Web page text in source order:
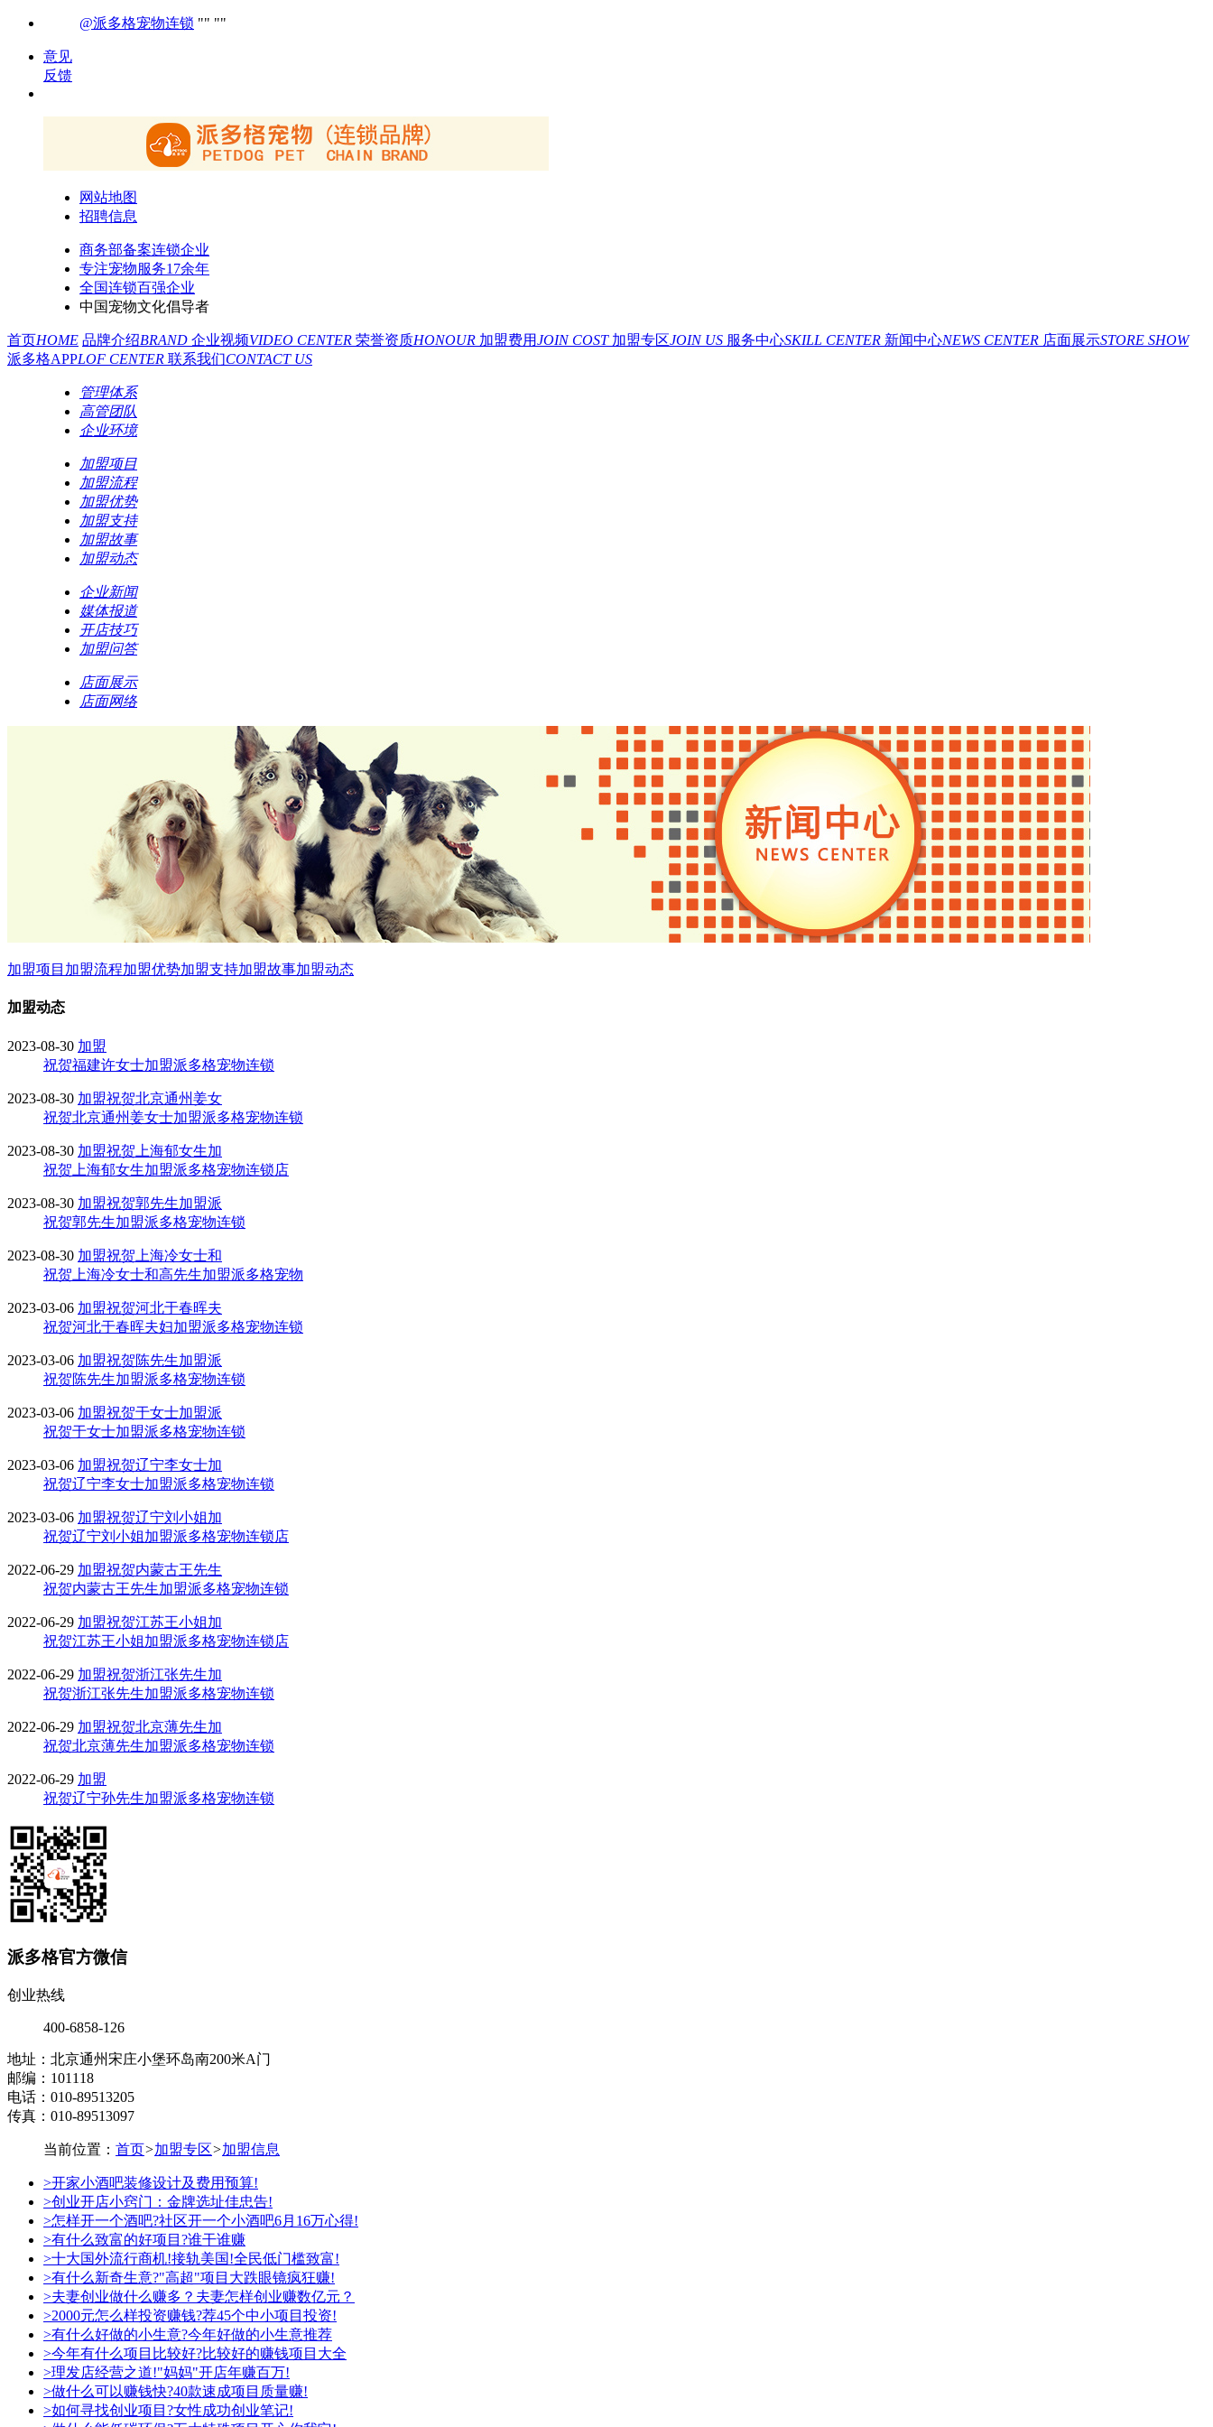
@派多格宠物连锁
意见
反馈
网站地图
招聘信息
商务部备案连锁企业
专注宠物服务17余年
全国连锁百强企业
中国宠物文化倡导者
首页HOME 品牌介绍BRAND 企业视频VIDEO CENTER 荣誉资质HONOUR 加盟费用JOIN COST 加盟专区JOIN US 服务中心SKILL CENTER 新闻中心NEWS CENTER 店面展示STORE SHOW
派多格APPLOF CENTER 联系我们CONTACT US
管理体系
高管团队
企业环境
加盟项目
加盟流程
加盟优势
加盟支持
加盟故事
加盟动态
企业新闻
媒体报道
开店技巧
加盟问答
店面展示
店面网络
加盟项目 加盟流程加盟优势加盟支持加盟故事加盟动态
加盟动态
2023-08-30 加盟
祝贺福建许女士加盟派多格宠物连锁
2023-08-30 加盟祝贺北京通州姜女
祝贺北京通州姜女士加盟派多格宠物连锁
2023-08-30 加盟祝贺上海郁女生加
祝贺上海郁女生加盟派多格宠物连锁店
2023-08-30 加盟祝贺郭先生加盟派
祝贺郭先生加盟派多格宠物连锁
2023-08-30 加盟祝贺上海冷女士和
祝贺上海冷女士和高先生加盟派多格宠物
2023-03-06 加盟祝贺河北于春晖夫
祝贺河北于春晖夫妇加盟派多格宠物连锁
2023-03-06 加盟祝贺陈先生加盟派
祝贺陈先生加盟派多格宠物连锁
2023-03-06 加盟祝贺于女士加盟派
祝贺于女士加盟派多格宠物连锁
2023-03-06 加盟祝贺辽宁李女士加
祝贺辽宁李女士加盟派多格宠物连锁
2023-03-06 加盟祝贺辽宁刘小姐加
祝贺辽宁刘小姐加盟派多格宠物连锁店
2022-06-29 加盟祝贺内蒙古王先生
祝贺内蒙古王先生加盟派多格宠物连锁
2022-06-29 加盟祝贺江苏王小姐加
祝贺江苏王小姐加盟派多格宠物连锁店
2022-06-29 加盟祝贺浙江张先生加
祝贺浙江张先生加盟派多格宠物连锁
2022-06-29 加盟祝贺北京薄先生加
祝贺北京薄先生加盟派多格宠物连锁
2022-06-29 加盟
祝贺辽宁孙先生加盟派多格宠物连锁
派多格官方微信
创业热线
400-6858-126
地址：北京通州宋庄小堡环岛南200米A门
邮编：101118
电话：010-89513205
传真：010-89513097
当前位置： 首页>加盟专区>加盟信息
>开家小酒吧装修设计及费用预算!
>创业开店小窍门：金牌选址佳忠告!
>怎样开一个酒吧?社区开一个小酒吧6月16万心得!
>有什么致富的好项目?谁干谁赚
>十大国外流行商机!接轨美国!全民低门槛致富!
>有什么新奇生意?"高超"项目大跌眼镜疯狂赚!
>夫妻创业做什么赚多？夫妻怎样创业赚数亿元？
>2000元怎么样投资赚钱?荐45个中小项目投资!
>有什么好做的小生意?今年好做的小生意推荐
>今年有什么项目比较好?比较好的赚钱项目大全
>理发店经营之道!"妈妈"开店年赚百万!
>做什么可以赚钱快?40款速成项目质量赚!
>如何寻找创业项目?女性成功创业笔记!